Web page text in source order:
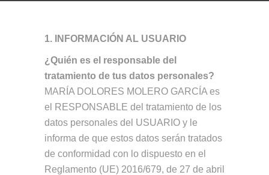
1. INFORMACIÓN AL USUARIO
¿Quién es el responsable del
tratamiento de tus datos personales?
MARÍA DOLORES MOLERO GARCÍA es
el RESPONSABLE del tratamiento de los
datos personales del USUARIO y le
informa de que estos datos serán tratados
de conformidad con lo dispuesto en el
Reglamento (UE) 2016/679, de 27 de abril